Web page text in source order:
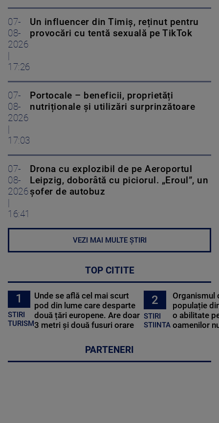
07-
08-
2026
17:26
Un influencer din Timiș, reținut pentru
provocări cu tentă sexuală pe TikTok
07-
08-
2026
17:03
Portocale – beneficii, proprietăți
nutriționale și utilizări surprinzătoare
07-
08-
2026
16:41
Drona cu explozibil de pe Aeroportul
Leipzig, doborâtă cu piciorul. „Eroul”, un
șofer de autobuz
VEZI MAI MULTE ȘTIRI
TOP CITITE
1
STIRI
TURISM
Unde se află cel mai scurt
pod din lume care desparte
două țări europene. Are doar
3 metri și două fusuri orare
2
STIRI
STIINTA
Organismul
populație
o abilitate
oamenilor
PARTENERI